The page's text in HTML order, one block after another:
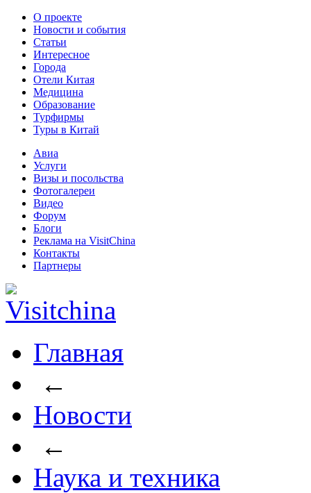
О проекте
Новости и события
Статьи
Интересное
Города
Отели Китая
Медицина
Образование
Турфирмы
Туры в Китай
Авиа
Услуги
Визы и посольства
Фотогалереи
Видео
Форум
Блоги
Реклама на VisitChina
Контакты
Партнеры
Главная
←
Новости
←
Наука и техника